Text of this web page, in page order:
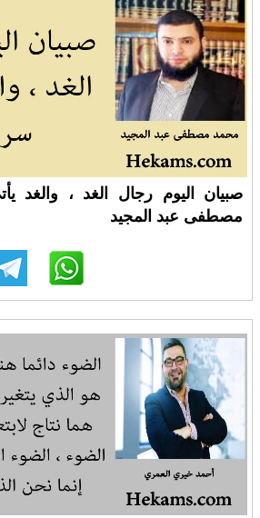
صبيان اليوم رجال الغد ، والغد
مصطفى عبد المجيد